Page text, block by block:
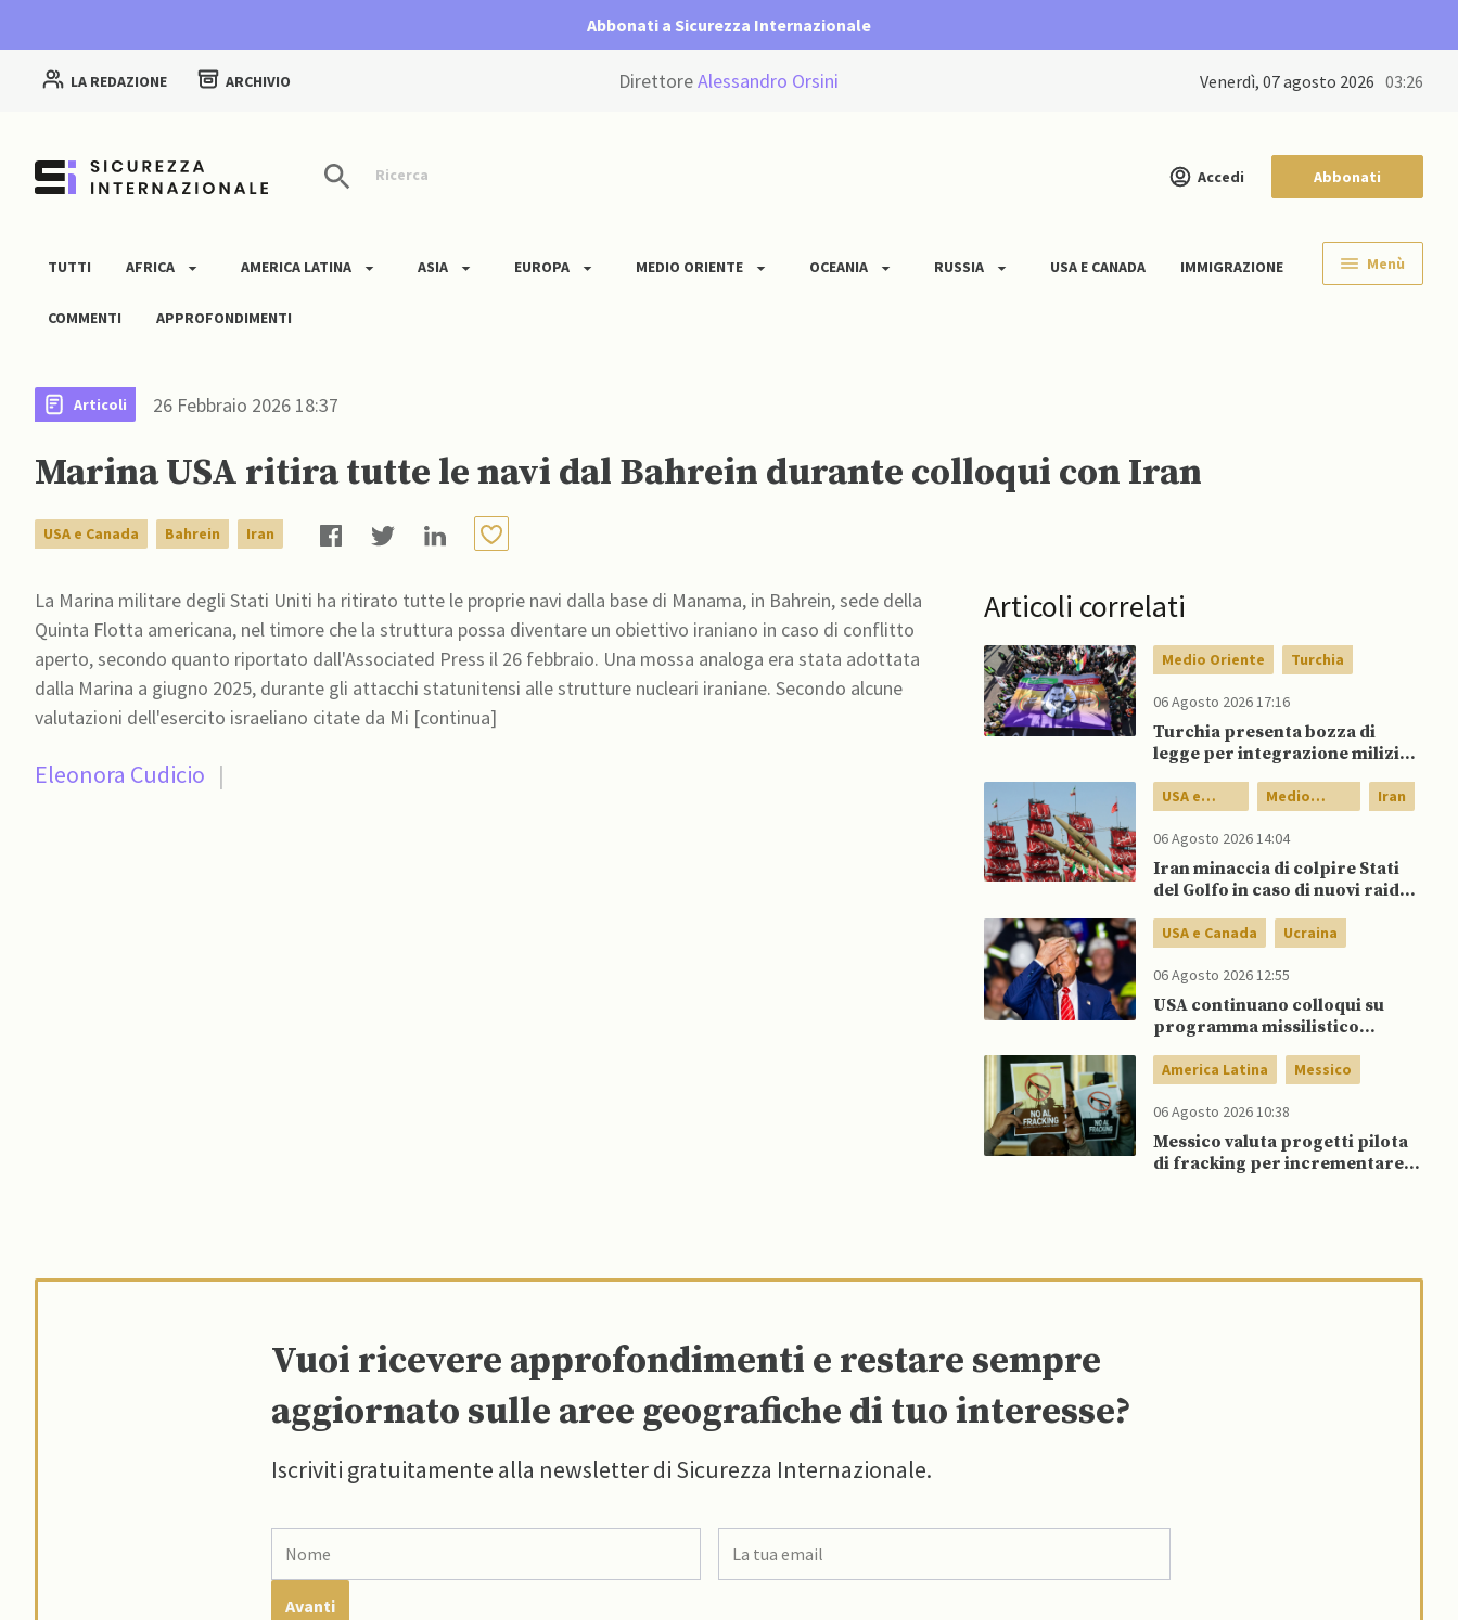
Abbonati a Sicurezza Internazionale
LA REDAZIONE ARCHIVIO DirettoreAlessandro Orsini venerdì, 07 agosto 2026 03:26
Ricerca Accedi Abbonati
TUTTI AFRICA AMERICA LATINA ASIA EUROPA MEDIO ORIENTE OCEANIA RUSSIA USA E CANADA IMMIGRAZIONE
COMMENTI APPROFONDIMENTI
Menù
Articoli 26 Febbraio 2026 18:37
Marina USA ritira tutte le navi dal Bahrein durante colloqui con Iran
USA e Canada Bahrein Iran
La Marina militare degli Stati Uniti ha ritirato tutte le proprie navi dalla base di Manama, in Bahrein, sede della
Quinta Flotta americana, nel timore che la struttura possa diventare un obiettivo iraniano in caso di conflitto
aperto, secondo quanto riportato dall'Associated Press il 26 febbraio. Una mossa analoga era stata adottata
dalla Marina a giugno 2025, durante gli attacchi statunitensi alle strutture nucleari iraniane. Secondo alcune
valutazioni dell'esercito israeliano citate da Mi [continua]
Eleonora Cudicio |
Articoli correlati
Medio Oriente Turchia
06 Agosto 2026 17:16
Turchia presenta bozza di
legge per integrazione milizie
USA e
Canada
Medio
Oriente
Iran
06 Agosto 2026 14:04
Iran minaccia di colpire Stati
del Golfo in caso di nuovi raid
USA e Canada Ucraina
06 Agosto 2026 12:55
USA continuano colloqui su
programma missilistico
dubbi di Trump, affermano
America Latina Messico
06 Agosto 2026 10:38
Messico valuta progetti pilota
di fracking per incrementare
Vuoi ricevere approfondimenti e restare sempre
aggiornato sulle aree geografiche di tuo interesse?
Iscriviti gratuitamente alla newsletter di Sicurezza Internazionale.